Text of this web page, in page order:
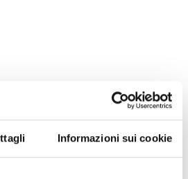
Informazioni sui cookie